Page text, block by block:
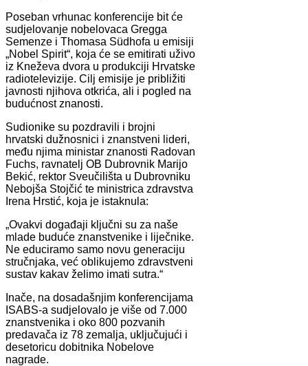
Poseban vrhunac konferencije bit će
sudjelovanje nobelovaca Gregga
Semenze i Thomasa Südhofa u emisiji
„Nobel Spirit“, koja će se emitirati uživo
iz Kneževa dvora u produkciji Hrvatske
radiotelevizije. Cilj emisije je približiti
javnosti njihova otkrića, ali i pogled na
budućnost znanosti.
Sudionike su pozdravili i brojni
hrvatski dužnosnici i znanstveni lideri,
među njima ministar znanosti Radovan
Fuchs, ravnatelj OB Dubrovnik Marijo
Bekić, rektor Sveučilišta u Dubrovniku
Nebojša Stojčić te ministrica zdravstva
Irena Hrstić, koja je istaknula:
„Ovakvi događaji ključni su za naše
mlade buduće znanstvenike i liječnike.
Ne educiramo samo novu generaciju
stručnjaka, već oblikujemo zdravstveni
sustav kakav želimo imati sutra.“
Inače, na dosadašnjim konferencijama
ISABS-a sudjelovalo je više od 7.000
znanstvenika i oko 800 pozvanih
predavača iz 78 zemalja, uključujući i
desetoricu dobitnika Nobelove
nagrade.